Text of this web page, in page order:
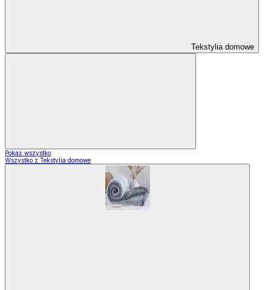
Tekstylia domowe
Pokaż wszystko
Wszystko z Tekstylia domowe